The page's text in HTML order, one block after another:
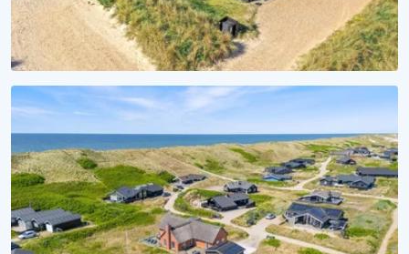
MEERTRÄUME
Aufwachen mit Wellenrauschen
Ferienhäuser direkt am Strand